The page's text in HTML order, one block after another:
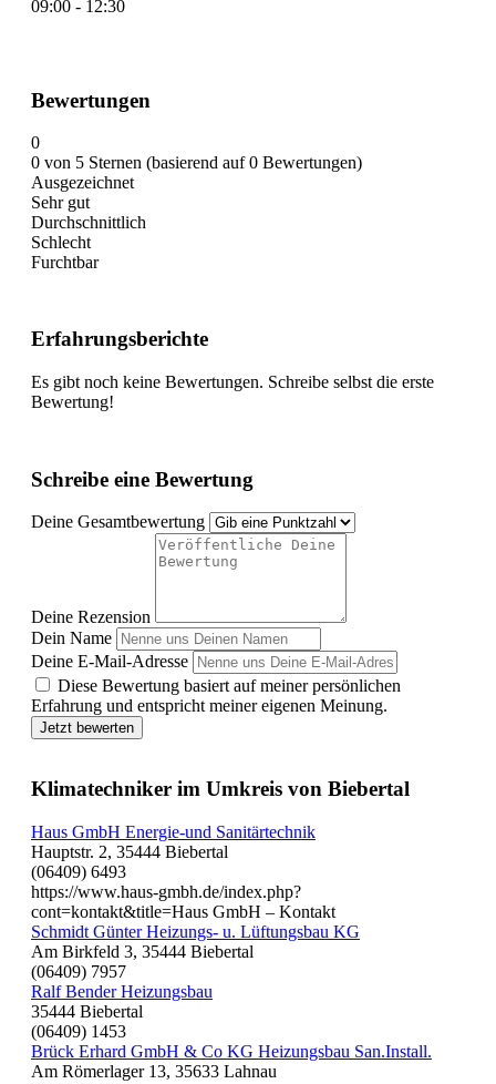
09:00 - 12:30
Bewertungen
0
0 von 5 Sternen (basierend auf 0 Bewertungen)
Ausgezeichnet
Sehr gut
Durchschnittlich
Schlecht
Furchtbar
Erfahrungsberichte
Es gibt noch keine Bewertungen. Schreibe selbst die erste
Bewertung!
Schreibe eine Bewertung
Deine Gesamtbewertung
Deine Rezension
Dein Name
Deine E-Mail-Adresse
Diese Bewertung basiert auf meiner persönlichen
Erfahrung und entspricht meiner eigenen Meinung.
Jetzt bewerten
Klimatechniker im Umkreis von Biebertal
Haus GmbH Energie-und Sanitärtechnik
Hauptstr. 2, 35444 Biebertal
(06409) 6493
https://www.haus-gmbh.de/index.php?
cont=kontakt&title=Haus GmbH – Kontakt
Schmidt Günter Heizungs- u. Lüftungsbau KG
Am Birkfeld 3, 35444 Biebertal
(06409) 7957
Ralf Bender Heizungsbau
35444 Biebertal
(06409) 1453
Brück Erhard GmbH & Co KG Heizungsbau San.Install.
Am Römerlager 13, 35633 Lahnau